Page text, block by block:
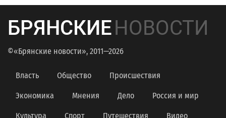
БРЯНСКИЕНОВОСТИ
©«Брянские новости», 2011—2026
Власть Общество Происшествия
Экономика Мнения Дело Россия и мир
Культура Спорт Путешествия Видео